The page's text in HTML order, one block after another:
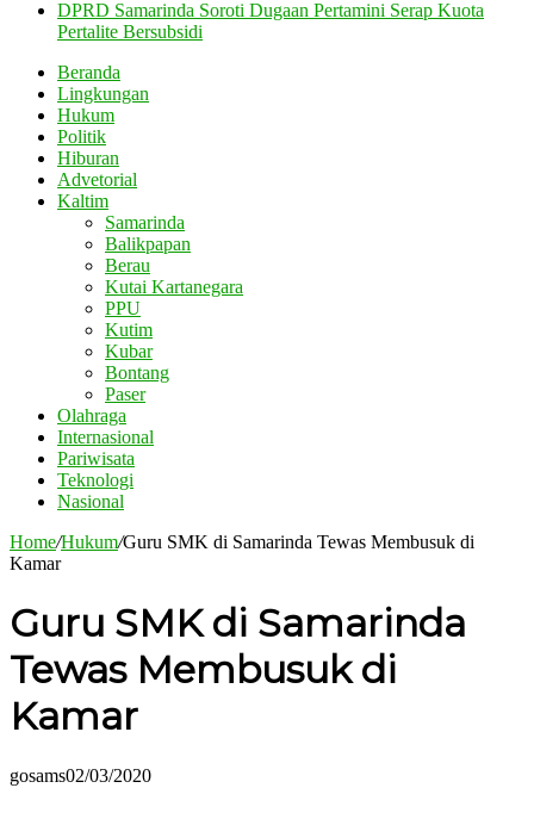
DPRD Samarinda Soroti Dugaan Pertamini Serap Kuota
Pertalite Bersubsidi
Beranda
Lingkungan
Hukum
Politik
Hiburan
Advetorial
Kaltim
Samarinda
Balikpapan
Berau
Kutai Kartanegara
PPU
Kutim
Kubar
Bontang
Paser
Olahraga
Internasional
Pariwisata
Teknologi
Nasional
Home/Hukum/Guru SMK di Samarinda Tewas Membusuk di
Kamar
Guru SMK di Samarinda
Tewas Membusuk di
Kamar
gosams02/03/2020